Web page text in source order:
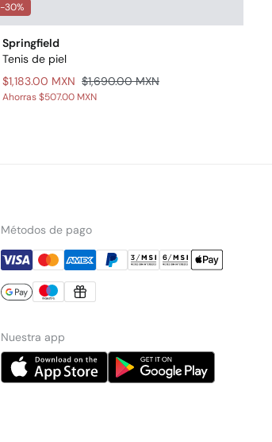
-30%
Springfield
Tenis de piel
$1,183.00 MXN $1,690.00 MXN
Ahorras$507.00 MXN
Métodos de pago
Nuestra app